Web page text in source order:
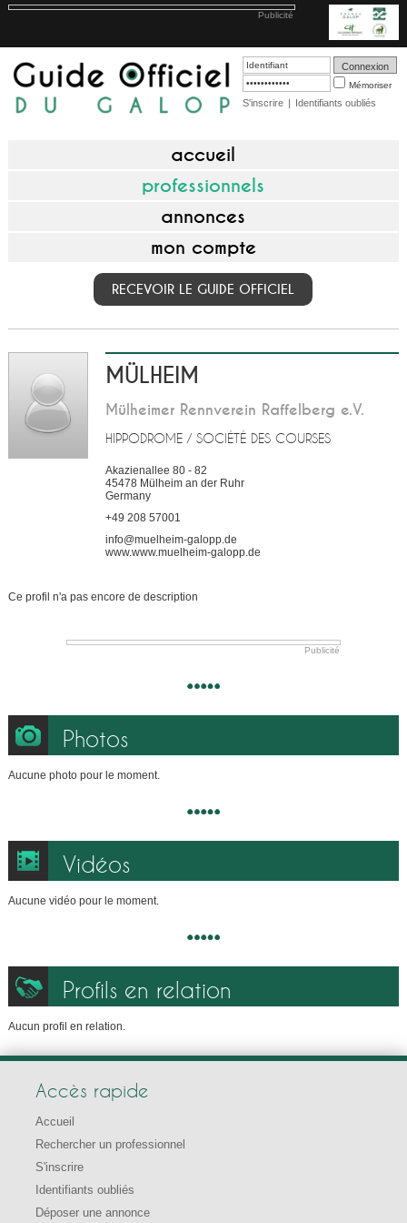
Publicité
Mémoriser
S'inscrire | Identifiants oubliés
accueil
professionnels
annonces
mon compte
RECEVOIR LE GUIDE OFFICIEL
MÜLHEIM
Mülheimer Rennverein Raffelberg e.V.
HIPPODROME / SOCIÉTÉ DES COURSES
Akazienallee 80 - 82
45478 Mülheim an der Ruhr
Germany
+49 208 57001
info@muelheim-galopp.de
www.www.muelheim-galopp.de
Ce profil n'a pas encore de description
Publicité
Photos
Aucune photo pour le moment.
Vidéos
Aucune vidéo pour le moment.
Profils en relation
Aucun profil en relation.
Accès rapide
Accueil
Rechercher un professionnel
S'inscrire
Identifiants oubliés
Déposer une annonce